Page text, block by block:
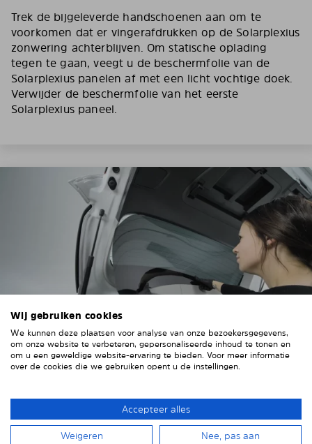
Trek de bijgeleverde handschoenen aan om te
voorkomen dat er vingerafdrukken op de Solarplexius
zonwering achterblijven. Om statische oplading
tegen te gaan, veegt u de beschermfolie van de
Solarplexius panelen af met een licht vochtige doek.
Verwijder de beschermfolie van het eerste
Solarplexius paneel.
Plaats het Solarplexius paneel van binnenuit voor de
ruiten van uw voertuig.Steek hiervoor de ruiten
achter de voertuigbekleding.
Wij gebruiken cookies
We kunnen deze plaatsen voor analyse van onze bezoekersgegevens,
om onze website te verbeteren, gepersonaliseerde inhoud te tonen en
om u een geweldige website-ervaring te bieden. Voor meer informatie
over de cookies die we gebruiken opent u de instellingen.
Accepteer alles
Weigeren Nee, pas aan